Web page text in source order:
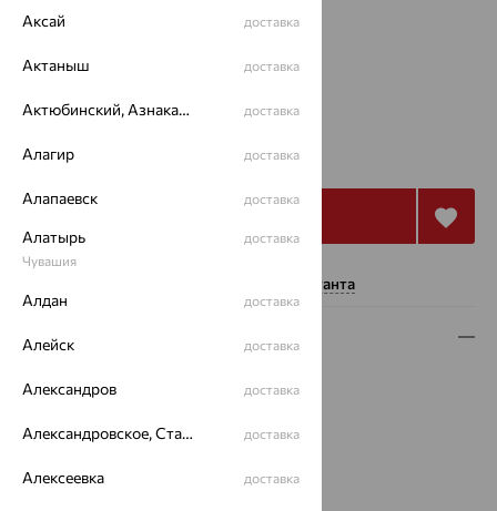
от 798
Нужна помощь консультанта
Описание
Плетение:
Металл:Серебро
Страна происхождения:
РОССИЯ
Аксай доставка
Актаныш доставка
Актюбинский, Азнакаевский район доставка
Алагир доставка
Алапаевск доставка
Алатырь
Чувашия
доставка
Алдан доставка
Алейск доставка
Александров доставка
Александровское, Ставропольский край доставка
Алексеевка доставка